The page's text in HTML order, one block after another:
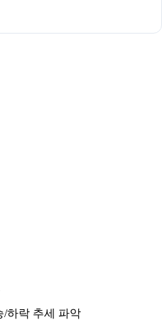
/하락 추세 파악